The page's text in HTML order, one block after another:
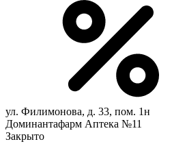
ул. Филимонова, д. 33, пом. 1н
Доминантафарм Аптека №11
Закрыто